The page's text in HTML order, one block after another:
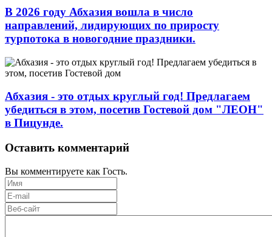
В 2026 году Абхазия вошла в число
направлений, лидирующих по приросту
турпотока в новогодние праздники.
Абхазия - это отдых круглый год! Предлагаем
убедиться в этом, посетив Гостевой дом "ЛЕОН"
в Пицунде.
Оставить комментарий
Вы комментируете как Гость.